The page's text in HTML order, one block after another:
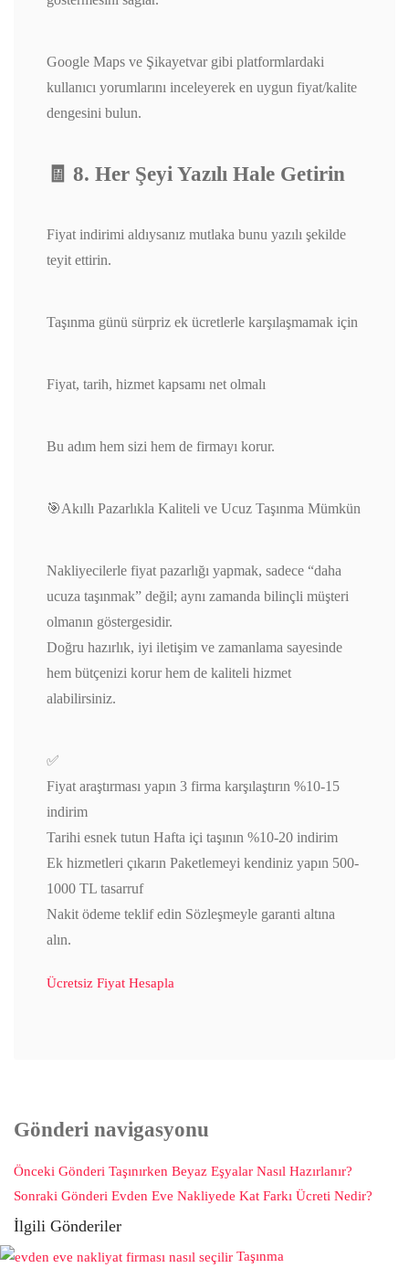
Google Maps ve Şikayetvar gibi platformlardaki
kullanıcı yorumlarını inceleyerek en uygun fiyat/kalite
dengesini bulun.
🧾 8. Her Şeyi Yazılı Hale Getirin
Fiyat indirimi aldıysanız mutlaka bunu yazılı şekilde
teyit ettirin.
Taşınma günü sürpriz ek ücretlerle karşılaşmamak için
Fiyat, tarih, hizmet kapsamı net olmalı
Bu adım hem sizi hem de firmayı korur.
🎯Akıllı Pazarlıkla Kaliteli ve Ucuz Taşınma Mümkün
Nakliyecilerle fiyat pazarlığı yapmak, sadece “daha
ucuza taşınmak” değil; aynı zamanda bilinçli müşteri
olmanın göstergesidir.
Doğru hazırlık, iyi iletişim ve zamanlama sayesinde
hem bütçenizi korur hem de kaliteli hizmet
alabilirsiniz.
✅
Fiyat araştırması yapın 3 firma karşılaştırın %10-15
indirim
Tarihi esnek tutun Hafta içi taşının %10-20 indirim
Ek hizmetleri çıkarın Paketlemeyi kendiniz yapın 500-
1000 TL tasarruf
Nakit ödeme teklif edin Sözleşmeyle garanti altına
alın.
Ücretsiz Fiyat Hesapla
Gönderi navigasyonu
Önceki Gönderi Taşınırken Beyaz Eşyalar Nasıl Hazırlanır?
Sonraki Gönderi Evden Eve Nakliyede Kat Farkı Ücreti Nedir?
İlgili Gönderiler
Taşınma